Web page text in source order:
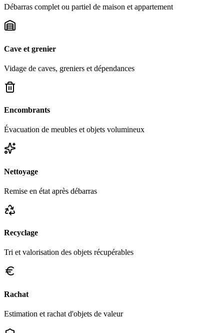
Débarras complet ou partiel de maison et appartement
Cave et grenier
Vidage de caves, greniers et dépendances
Encombrants
Évacuation de meubles et objets volumineux
Nettoyage
Remise en état après débarras
Recyclage
Tri et valorisation des objets récupérables
Rachat
Estimation et rachat d'objets de valeur